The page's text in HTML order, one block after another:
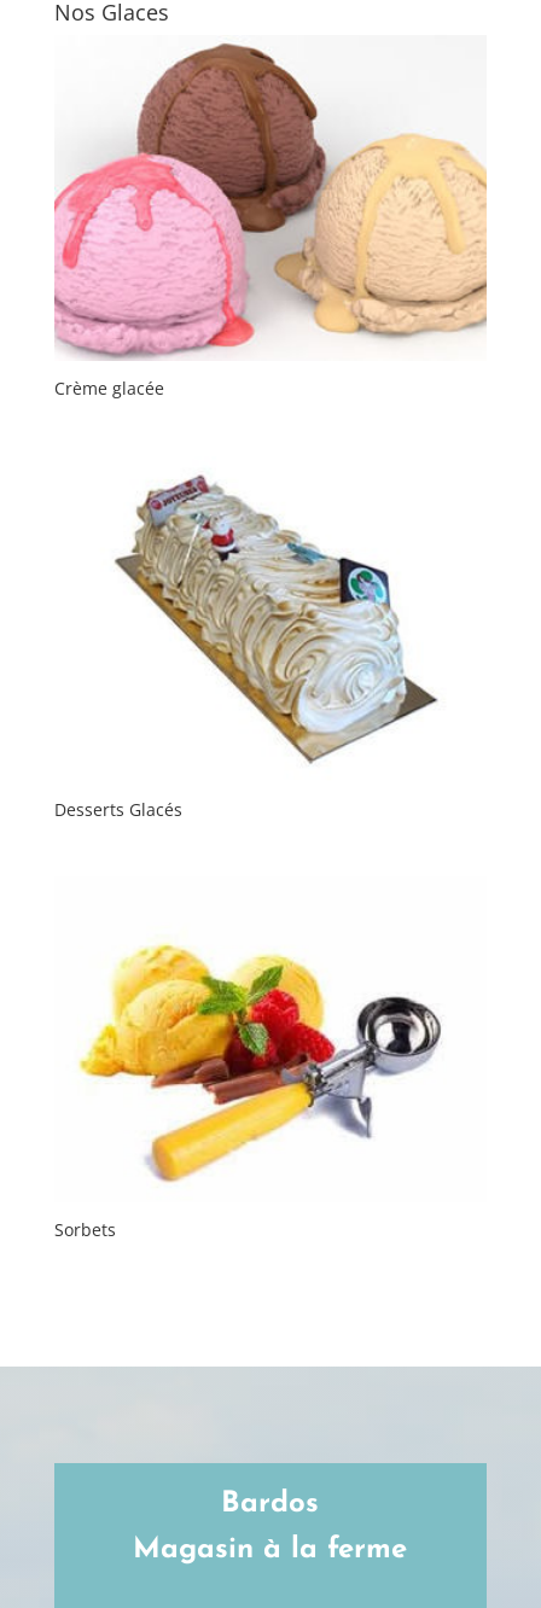
Nos Glaces
Crème glacée
Desserts Glacés
Sorbets
Bardos
Magasin à la ferme